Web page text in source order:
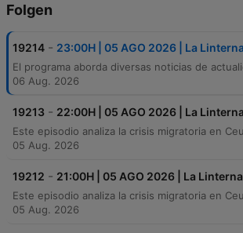
Folgen
19214 - 23:00H | 05 AGO 2026 | La Linterna
06 Aug. 2026
19213 - 22:00H | 05 AGO 2026 | La Linterna
05 Aug. 2026
19212 - 21:00H | 05 AGO 2026 | La Linterna
05 Aug. 2026